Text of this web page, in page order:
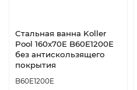
Стальная ванна Koller
Pool 160x70E B60E1200E
без антискользящего
покрытия
B60E1200E